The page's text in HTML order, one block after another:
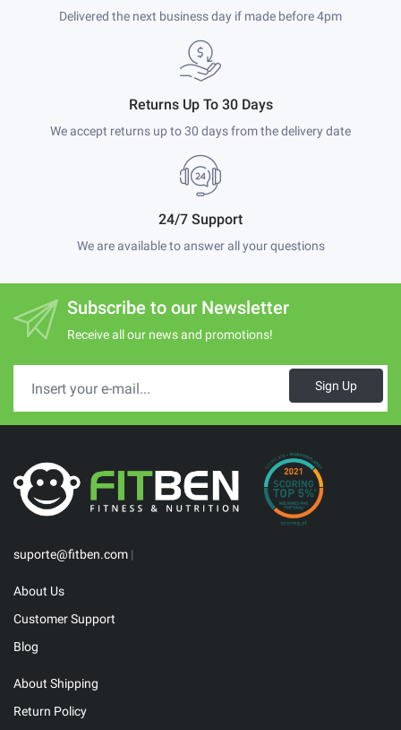
Delivered the next business day if made before 4pm
Returns Up To 30 Days
We accept returns up to 30 days from the delivery date
24/7 Support
We are available to answer all your questions
Subscribe to our Newsletter
Receive all our news and promotions!
Sign Up
suporte@fitben.com |
About Us
Customer Support
Blog
About Shipping
Return Policy